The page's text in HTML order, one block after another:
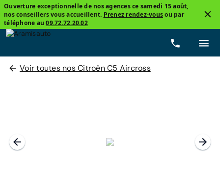
Ouverture exceptionnelle de nos agences ce samedi 15 août,
nos conseillers vous accueillent. Prenez rendez-vousou par
téléphone au09.72.72.20.02
Voir toutes nos Citroën C5 Aircross